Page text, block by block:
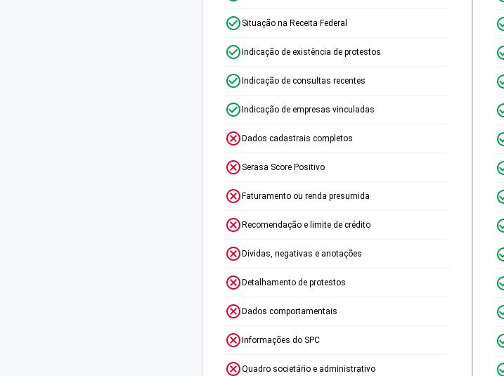
Situação na Receita Federal
Indicação de existência de protestos
Indicação de consultas recentes
Indicação de empresas vinculadas
Dados cadastrais completos
Serasa Score Positivo
Faturamento ou renda presumida
Recomendação e limite de crédito
Dívidas, negativas e anotações
Detalhamento de protestos
Dados comportamentais
Informações do SPC
Quadro societário e administrativo